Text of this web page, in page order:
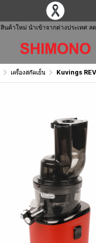
สินค้าใหม่ นำเข้าจากต่างประเทศ ล
เครื่องสกัดเย็น Kuvings REVO